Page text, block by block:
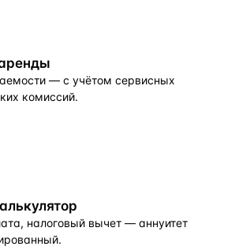
— с учётом сервисных
комиссий.
налоговый вычет — аннуитет